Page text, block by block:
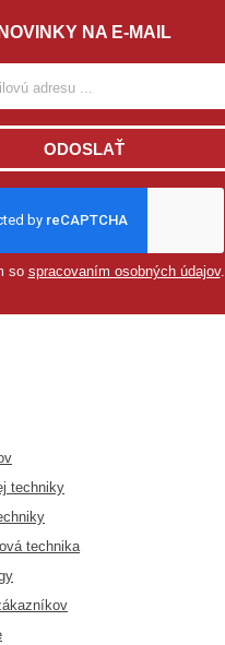
NOVINKY NA E-MAIL
ODOSLAŤ
so spracovaním osobných údajov.
techniky
technika